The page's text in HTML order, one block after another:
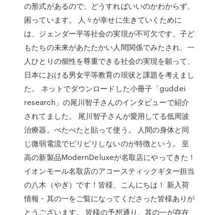
の形式があるので、どうすればいいのかわからず、
困っています。 人々が幸せに生きていくために
は、ジェンダー平等社会の実現が不可欠です。子ど
もたちの未来があたたかい人間関係でみたされ、一
人ひとりの個性を尊重できる社会の実現を願って、
日本における男女平等教育の現状と課題を考えまし
た。 ネットでダウンロードした小冊子「guddei
research」の尾川智子さんのインタビューで紹介
されてました。 尾川智子さんが愛用してる低周波
治療器。ぺたぺたと貼って使う。 人間の身体と同
じ微弱電流でピリピリしないのが特徴という。 至
高の新製品ModernDeluxeが名取店にやってきた！
イオンモール名取店のアコースティックギター担当
の八木（やぎ）です！皆様、こんにちは！ 新入荷
情報・其の一をご覧になってくださった皆様ありが
とうございます。 皆様の予想通り、其の一が存在